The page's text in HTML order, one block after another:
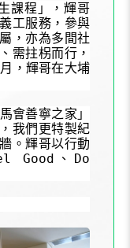
課程」，輝哥
工服務，參與
，亦為多間社
需拄柺而行，
月，輝哥在大埔
會善寧之家」
我們更特製紀
。輝哥以行動
Good 、 Do